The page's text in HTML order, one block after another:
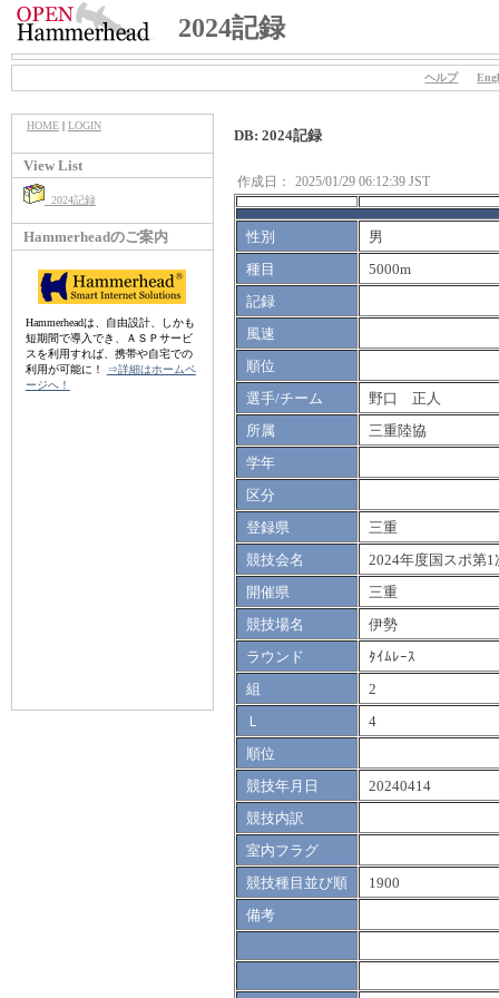
2024記録
ヘルプ
HOME| LOGIN
View List
2024記録
Hammerheadのご案内
Hammerheadは、自由設計、しかも
短期間で導入でき、ＡＳＰサービ
スを利用すれば、携帯や自宅での
利用が可能に！
⇒詳細はホームペ
ージへ！
DB: 2024記録
作成日： 2025/01/29 06:12:39 JST
性別
男
種目
5000m
記録
風速
順位
選手/チーム
野口 正人
所属
三重陸協
学年
区分
登録県
三重
競技会名
2024年度国スポ第1
開催県
三重
競技場名
伊勢
ラウンド
ﾀｲﾑﾚｰｽ
組
2
Ｌ
4
順位
競技年月日
20240414
競技内訳
室内フラグ
競技種目並び順
1900
備考